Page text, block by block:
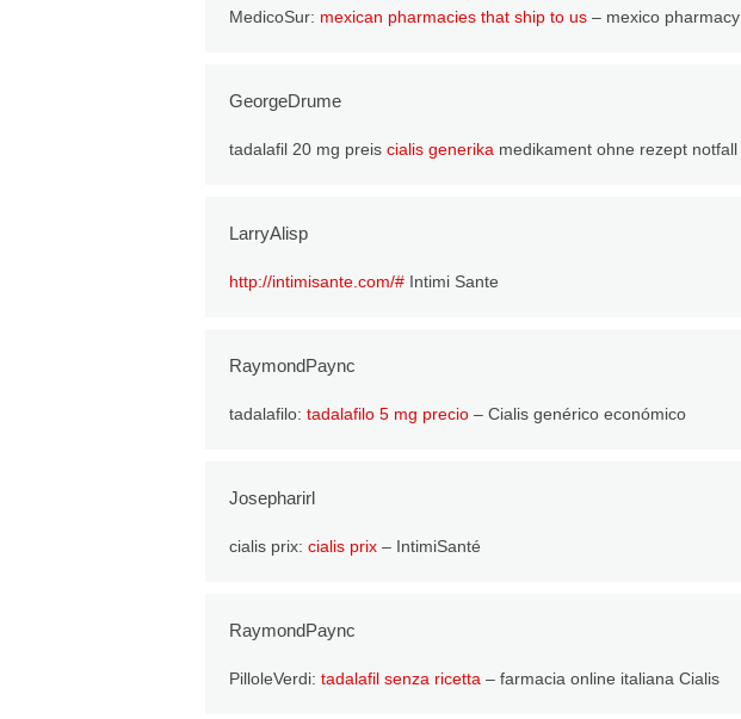
MedicoSur: mexican pharmacies that ship to us – mexico pharmacy
GeorgeDrume
tadalafil 20 mg preis cialis generika medikament ohne rezept notfall
LarryAlisp
http://intimisante.com/# Intimi Sante
RaymondPaync
tadalafilo: tadalafilo 5 mg precio – Cialis genérico económico
Josepharirl
cialis prix: cialis prix – IntimiSanté
RaymondPaync
PilloleVerdi: tadalafil senza ricetta – farmacia online italiana Cialis